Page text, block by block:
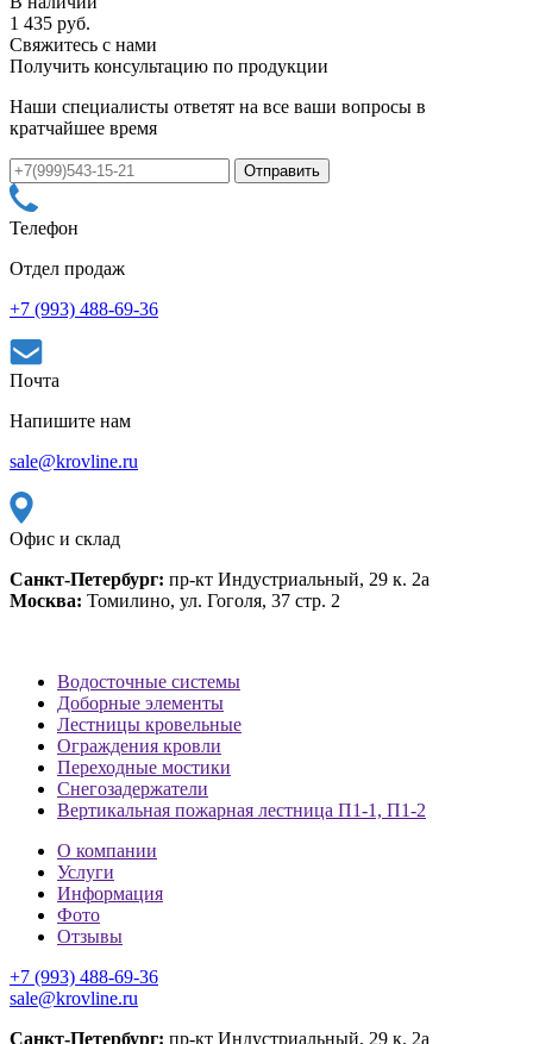
1 435 руб.
Свяжитесь с нами
Получить консультацию по продукции
Наши специалисты ответят на все ваши вопросы в
кратчайшее время
Телефон
Отдел продаж
+7 (993) 488-69-36
Почта
Напишите нам
sale@krovline.ru
Офис и склад
Санкт-Петербург: пр-кт Индустриальный, 29 к. 2а
Москва: Томилино, ул. Гоголя, 37 стр. 2
Водосточные системы
Доборные элементы
Лестницы кровельные
Ограждения кровли
Переходные мостики
Снегозадержатели
Вертикальная пожарная лестница П1-1, П1-2
О компании
Услуги
Информация
Фото
Отзывы
+7 (993) 488-69-36
sale@krovline.ru
Санкт-Петербург: пр-кт Индустриальный, 29 к. 2а